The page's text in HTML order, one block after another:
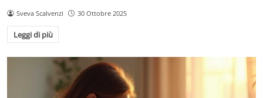
Sveva Scalvenzi 30 Ottobre 2025
Leggi di più